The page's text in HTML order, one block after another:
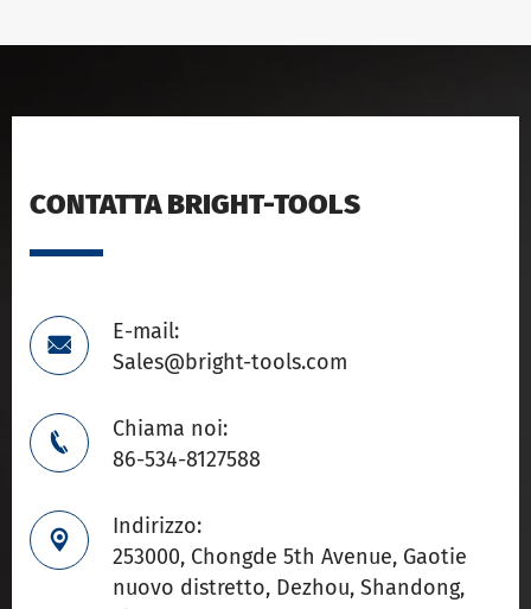
CONTATTA BRIGHT-TOOLS

E-mail:
Sales@bright-tools.com

Chiama noi:
86-534-8127588

Indirizzo:
253000, Chongde 5th Avenue, Gaotie
nuovo distretto, Dezhou, Shandong,